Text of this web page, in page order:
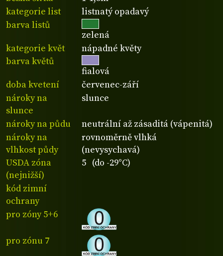
kategorie list
listnatý opadavý
barva listů
zelená
kategorie květ
nápadné květy
barva květů
fialová
doba kvetení
červenec-září
nároky na
slunce
slunce
nároky na půdu
neutrální až zásaditá (vápenitá)
nároky na
vlhkost půdy
rovnoměrně vlhká
(nevysychavá)
USDA zóna
(nejnižší)
5 (do -29°C)
kód zimní
ochrany
pro zóny 5+6
pro zónu 7